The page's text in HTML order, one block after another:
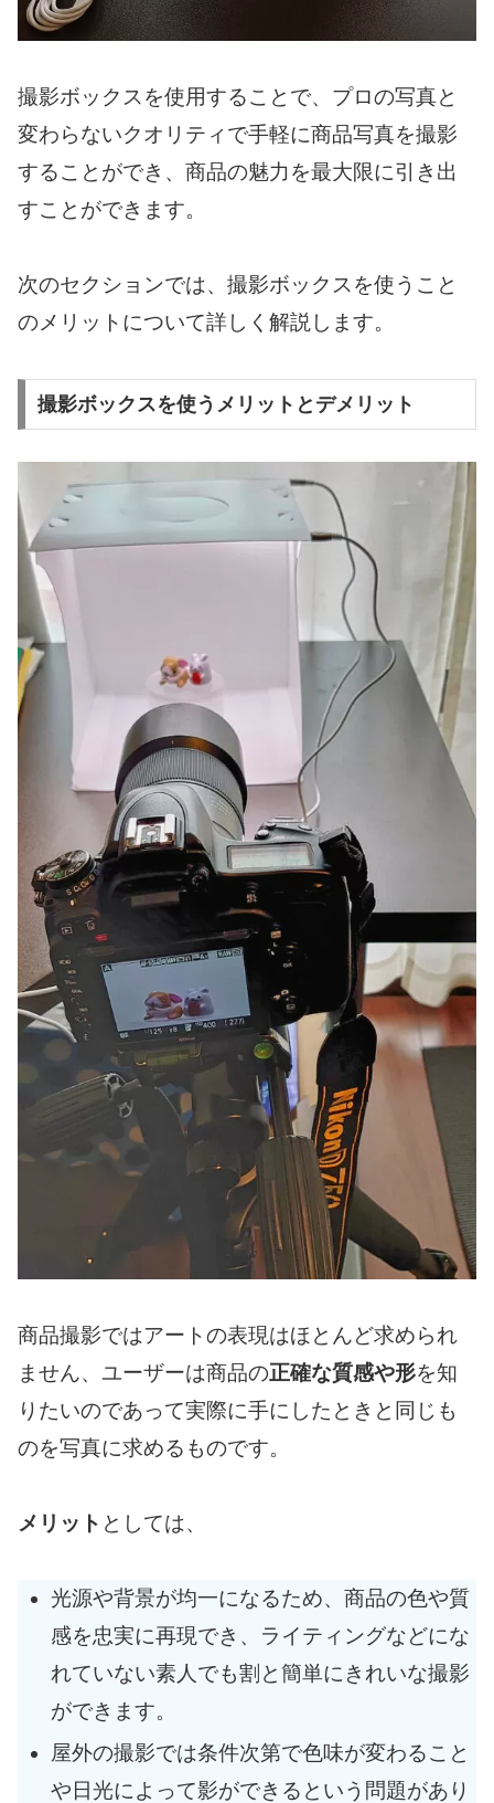
撮影ボックスを使用することで、プロの写真と
変わらないクオリティで手軽に商品写真を撮影
することができ、商品の魅力を最大限に引き出
すことができます。
次のセクションでは、撮影ボックスを使うこと
のメリットについて詳しく解説します。
撮影ボックスを使うメリットとデメリット
商品撮影ではアートの表現はほとんど求められ
ません、ユーザーは商品の正確な質感や形を知
りたいのであって実際に手にしたときと同じも
のを写真に求めるものです。
メリット としては、
光源や背景が均一になるため、商品の色や質
感を忠実に再現でき、ライティングなどにな
れていない素人でも割と簡単にきれいな撮影
ができます。
屋外の撮影では条件次第で色味が変わること
や日光によって影ができるという問題があり